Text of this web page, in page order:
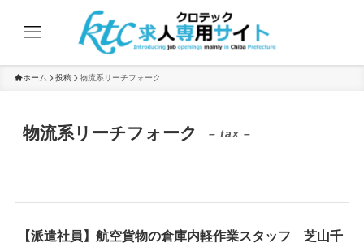
ホーム 投稿 物流系リーチフォーク
物流系リーチフォーク – tax –
【派遣社員】航空貨物の倉庫内軽作業スタッフ 芝山千